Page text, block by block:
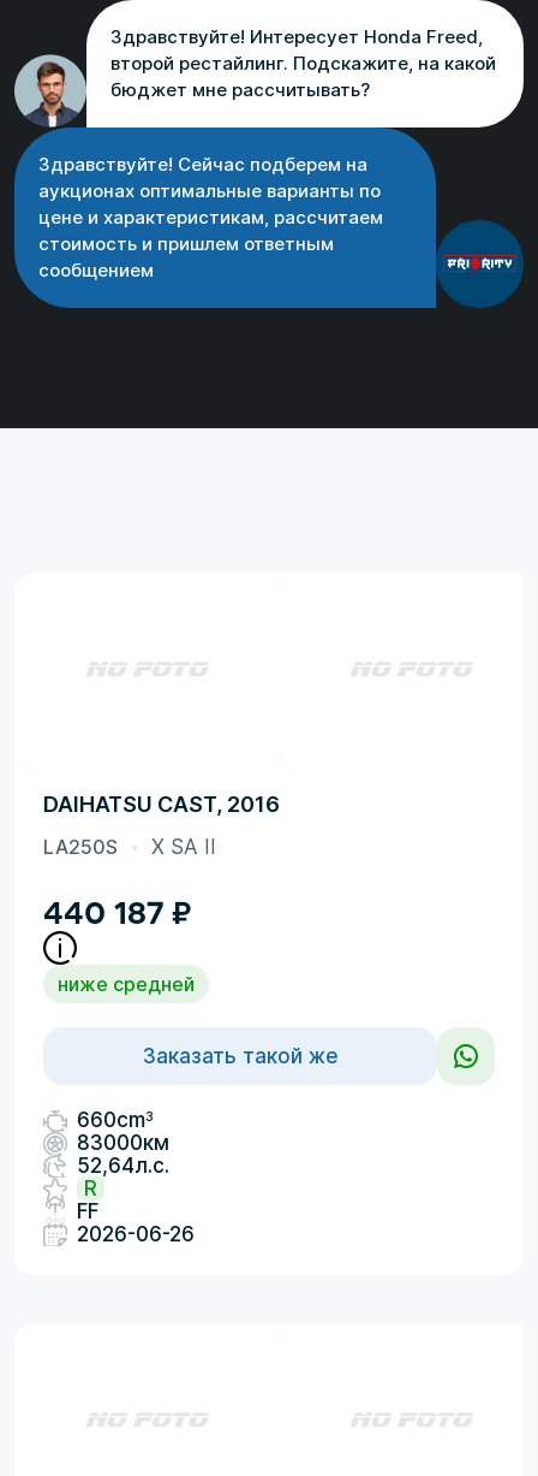
Здравствуйте! Интересует Honda Freed,
второй рестайлинг. Подскажите, на какой
бюджет мне рассчитывать?
Здравствуйте! Сейчас подберем на
аукционах оптимальные варианты по
цене и характеристикам, рассчитаем
стоимость и пришлем ответным
сообщением
DAIHATSU CAST, 2016
LA250S X SA II
440 187 ₽
ниже средней
Заказать такой же
660cm3
83000км
52,64л.с.
R
FF
2026-06-26